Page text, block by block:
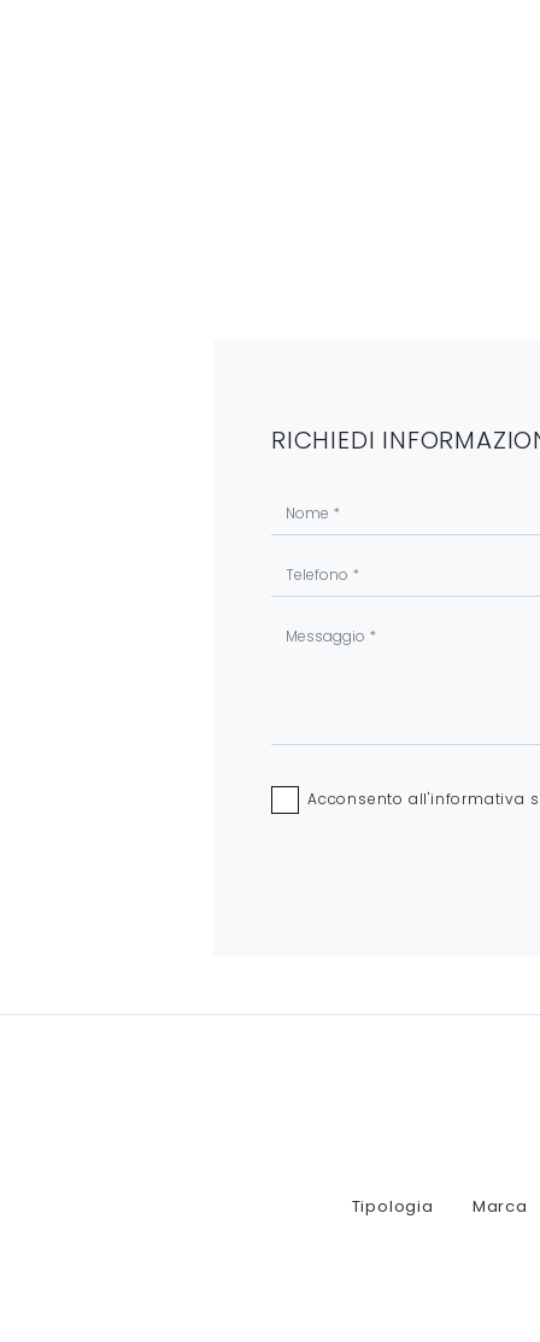
RICHIEDI
Acconsento all'informativa
Tipologia Marca